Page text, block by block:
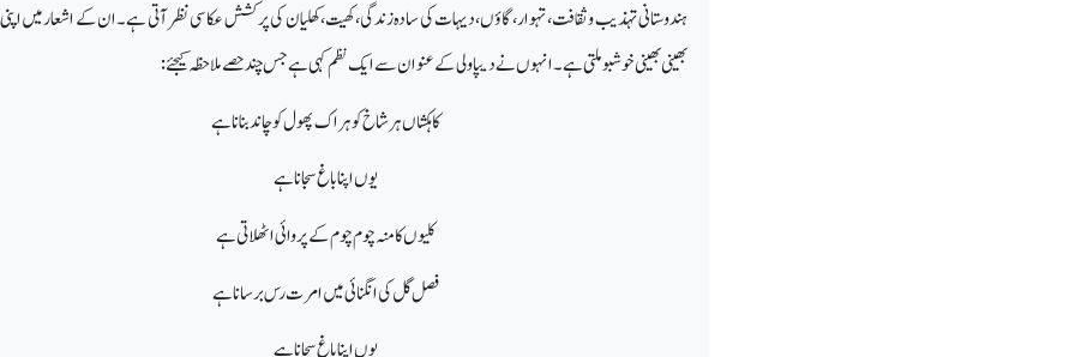
ہندوستانی تہذیب وثقافت،تہوار، گاؤں،دیہات کی سادہ زندگی، کھیت،کھلیان کی پر کشش عکاسی نظر آتی ہے۔ ان کے اشعار میں
بھینی بھینی خوشبو ملتی ہے۔انہوں نے دیپاولی کے عنوان سے ایک نظم کہی ہے جس چندحصے ملاحظہ کیجئے:
کاہکشاں ہر شاخ کو ہر اک پھول کو چاند بناناہے
یوں اپنا باغ سجانا ہے
کلیوں کامنہ چوم چوم کے پروائی اٹھلاتی ہے
فصل گل کی انگنائی میں امرت رس برسانا ہے
یوں اپناباغ سجانا ہے